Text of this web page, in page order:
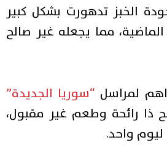
الخبز تدهورت بشكل كبير
الماضية، مما يجعله غير صالح
لمراسل “سوريا الجديدة”
ذا رائحة وطعم غير مقبول،
واحد.